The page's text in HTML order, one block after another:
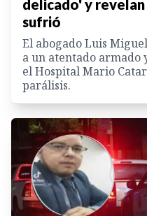
delicado' y
sufrió
El abogado Luis
a un atentado armado
el Hospital Mario
parálisis.